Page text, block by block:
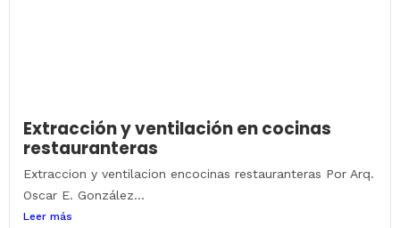
Extracción y ventilación en cocinas
restauranteras
Extraccion y ventilacion encocinas restauranteras Por Arq.
Oscar E. González...
Leer más